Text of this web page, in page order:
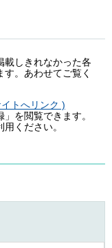
しきれなかった各
。あわせてご覧く
トへリンク )
を閲覧できます。
ください。